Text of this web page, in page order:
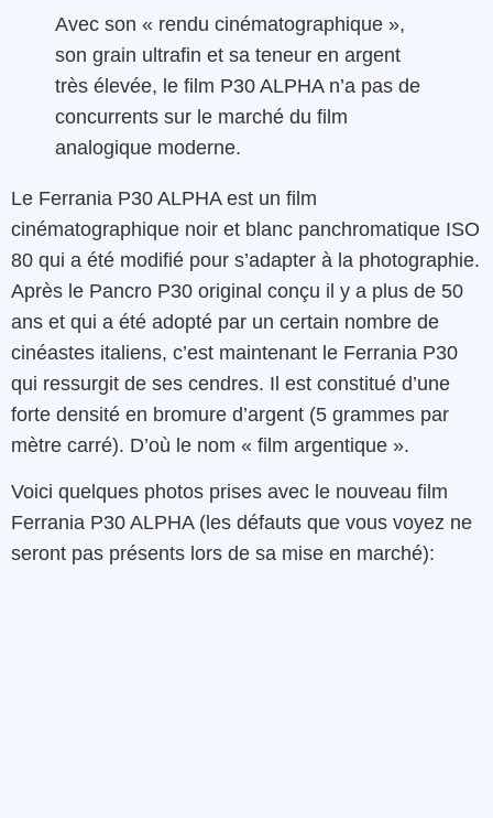
Avec son « rendu cinématographique »,
son grain ultrafin et sa teneur en argent
très élevée, le film P30 ALPHA n’a pas de
concurrents sur le marché du film
analogique moderne.
Le Ferrania P30 ALPHA est un film
cinématographique noir et blanc panchromatique ISO
80 qui a été modifié pour s’adapter à la photographie.
Après le Pancro P30 original conçu il y a plus de 50
ans et qui a été adopté par un certain nombre de
cinéastes italiens, c’est maintenant le Ferrania P30
qui ressurgit de ses cendres. Il est constitué d’une
forte densité en bromure d’argent (5 grammes par
mètre carré). D’où le nom « film argentique ».
Voici quelques photos prises avec le nouveau film
Ferrania P30 ALPHA (les défauts que vous voyez ne
seront pas présents lors de sa mise en marché):